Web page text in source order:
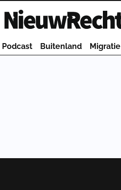
Homepage van NieuwRechts
Podcast Buitenland Migratie